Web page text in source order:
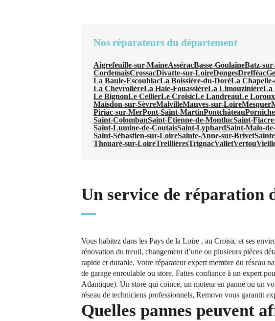
Nos réparateurs du département
Aigrefeuille-sur-MaineAsséracBasse-GoulaineBatz-
CordemaisCrossacDivatte-sur-LoireDongesDrefféac
La Baule-EscoublacLa Boissière-du-DoréLa
La ChevrolièreLa Haie-FouassièreLa LimouzinièreLa
Le BignonLe CellierLe CroisicLe LandreauLe
Maisdon-sur-SèvreMalvilleMauves-sur-LoireMesquer
Piriac-sur-MerPont-Saint-MartinPontchâteau
Saint-ColombanSaint-Étienne-de-MontlucSaint-
Saint-Lumine-de-CoutaisSaint-LyphardSaint-Malo-
Saint-Sébastien-sur-LoireSainte-Anne-sur-Brivet
Thouaré-sur-LoireTreillièresTrignacValletVertou
Un service de réparation
Vous habitez dans les Pays de la Loire , au Croisic et ses
rénovation du treuil, changement d’une ou plusieurs pièces
rapide et durable. Votre réparateur expert membre du réseau
de garage enroulable ou store. Faites confiance à un expert
Atlantique). Un store qui coince, un moteur en panne ou un
réseau de techniciens professionnels, Removo vous garantit
Quelles pannes peuvent